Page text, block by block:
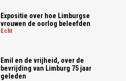
Expositie over hoe Limburgse
vrouwen de oorlog beleefden
echt
Emil en de vrijheid, over de
bevrijding van Limburg 75 jaar
geleden